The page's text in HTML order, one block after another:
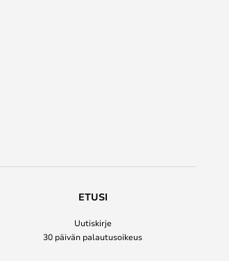
ETUSI
Uutiskirje
30 päivän palautusoikeus